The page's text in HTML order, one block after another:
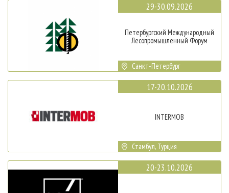
29-30.09.2026
Петербургский Международный
Лесопромышленный Форум
Санкт-Петербург
17-20.10.2026
INTERMOB
Стамбул, Турция
20-23.10.2026